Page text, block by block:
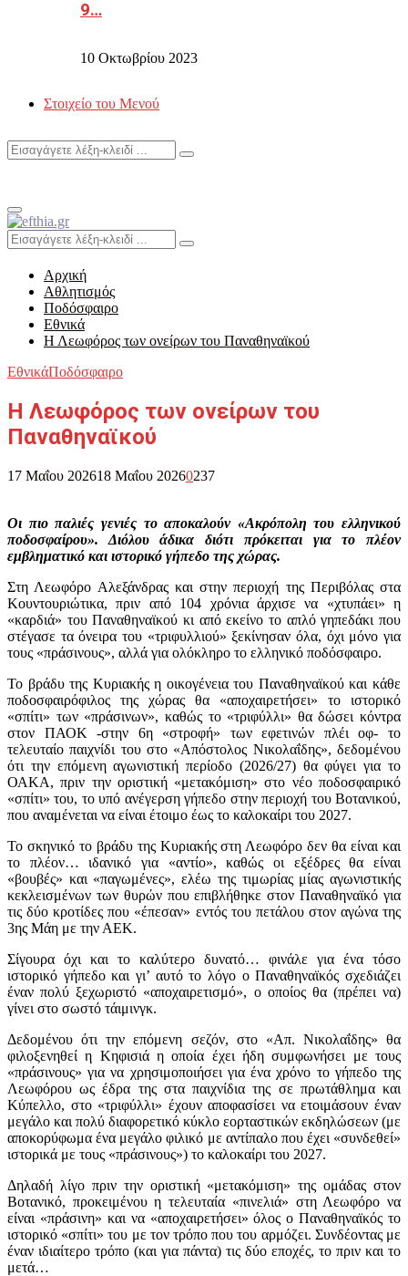
9…
10 Οκτωβρίου 2023
Στοιχείο του Μενού
Search
Search
Primary
Menu
Search
for:
Search
Αρχική
Αθλητισμός
Ποδόσφαιρο
Εθνικά
Η Λεωφόρος των ονείρων του Παναθηναϊκού
ΕθνικάΠοδόσφαιρο
Η Λεωφόρος των ονείρων του
Παναθηναϊκού
17 Μαΐου 202618 Μαΐου 20260237
Οι πιο παλιές γενιές το αποκαλούν «Ακρόπολη του ελληνικού
ποδοσφαίρου». Διόλου άδικα διότι πρόκειται για το πλέον
εμβληματικό και ιστορικό γήπεδο της χώρας.
Στη Λεωφόρο Αλεξάνδρας και στην περιοχή της Περιβόλας στα
Κουντουριώτικα, πριν από 104 χρόνια άρχισε να «χτυπάει» η
«καρδιά» του Παναθηναϊκού κι από εκείνο το απλό γηπεδάκι που
στέγασε τα όνειρα του «τριφυλλιού» ξεκίνησαν όλα, όχι μόνο για
τους «πράσινους», αλλά για ολόκληρο το ελληνικό ποδόσφαιρο.
Το βράδυ της Κυριακής η οικογένεια του Παναθηναϊκού και κάθε
ποδοσφαιρόφιλος της χώρας θα «αποχαιρετήσει» το ιστορικό
«σπίτι» των «πράσινων», καθώς το «τριφύλλι» θα δώσει κόντρα
στον ΠΑΟΚ -στην 6η «στροφή» των εφετινών πλέι οφ- το
τελευταίο παιχνίδι του στο «Απόστολος Νικολαΐδης», δεδομένου
ότι την επόμενη αγωνιστική περίοδο (2026/27) θα φύγει για το
ΟΑΚΑ, πριν την οριστική «μετακόμιση» στο νέο ποδοσφαιρικό
«σπίτι» του, το υπό ανέγερση γήπεδο στην περιοχή του Βοτανικού,
που αναμένεται να είναι έτοιμο έως το καλοκαίρι του 2027.
Το σκηνικό το βράδυ της Κυριακής στη Λεωφόρο δεν θα είναι και
το πλέον… ιδανικό για «αντίο», καθώς οι εξέδρες θα είναι
«βουβές» και «παγωμένες», ελέω της τιμωρίας μίας αγωνιστικής
κεκλεισμένων των θυρών που επιβλήθηκε στον Παναθηναϊκό για
τις δύο κροτίδες που «έπεσαν» εντός του πετάλου στον αγώνα της
3ης Μάη με την ΑΕΚ.
Σίγουρα όχι και το καλύτερο δυνατό… φινάλε για ένα τόσο
ιστορικό γήπεδο και γι’ αυτό το λόγο ο Παναθηναϊκός σχεδιάζει
έναν πολύ ξεχωριστό «αποχαιρετισμό», ο οποίος θα (πρέπει να)
γίνει στο σωστό τάιμινγκ.
Δεδομένου ότι την επόμενη σεζόν, στο «Απ. Νικολαΐδης» θα
φιλοξενηθεί η Κηφισιά η οποία έχει ήδη συμφωνήσει με τους
«πράσινους» για να χρησιμοποιήσει για ένα χρόνο το γήπεδο της
Λεωφόρου ως έδρα της στα παιχνίδια της σε πρωτάθλημα και
Κύπελλο, στο «τριφύλλι» έχουν αποφασίσει να ετοιμάσουν έναν
μεγάλο και πολύ διαφορετικό κύκλο εορταστικών εκδηλώσεων (με
αποκορύφωμα ένα μεγάλο φιλικό με αντίπαλο που έχει «συνδεθεί»
ιστορικά με τους «πράσινους») το καλοκαίρι του 2027.
Δηλαδή λίγο πριν την οριστική «μετακόμιση» της ομάδας στον
Βοτανικό, προκειμένου η τελευταία «πινελιά» στη Λεωφόρο να
είναι «πράσινη» και να «αποχαιρετήσει» όλος ο Παναθηναϊκός το
ιστορικό «σπίτι» του με τον τρόπο που του αρμόζει. Συνδέοντας με
έναν ιδιαίτερο τρόπο (και για πάντα) τις δύο εποχές, το πριν και το
μετά…